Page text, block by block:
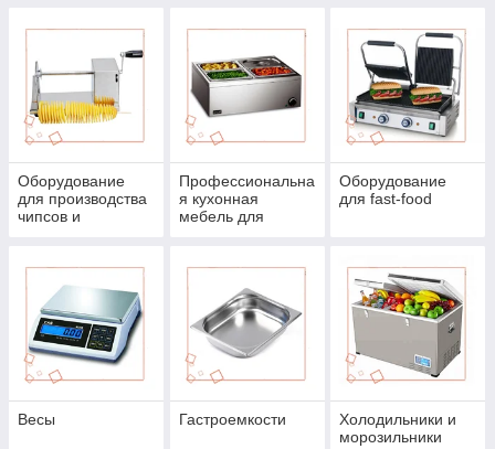
Оборудование
для производства
чипсов и
Профессиональна
я кухонная
мебель для
Оборудование
для fast-food
Весы Гастроемкости
Холодильники и
морозильники